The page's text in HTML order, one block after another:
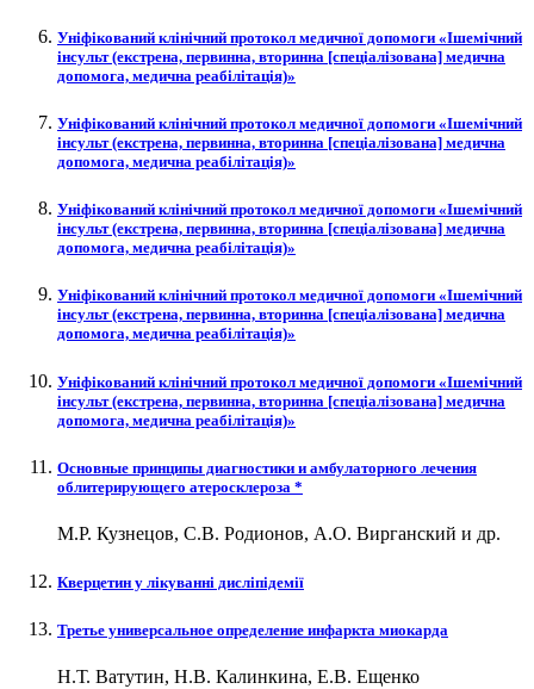
Уніфікований клінічний протокол медичної допомоги «Ішемічний
інсульт (екстрена, первинна, вторинна [спеціалізована] медична
допомога, медична реабілітація)»
Уніфікований клінічний протокол медичної допомоги «Ішемічний
інсульт (екстрена, первинна, вторинна [спеціалізована] медична
допомога, медична реабілітація)»
Уніфікований клінічний протокол медичної допомоги «Ішемічний
інсульт (екстрена, первинна, вторинна [спеціалізована] медична
допомога, медична реабілітація)»
Уніфікований клінічний протокол медичної допомоги «Ішемічний
інсульт (екстрена, первинна, вторинна [спеціалізована] медична
допомога, медична реабілітація)»
Уніфікований клінічний протокол медичної допомоги «Ішемічний
інсульт (екстрена, первинна, вторинна [спеціалізована] медична
допомога, медична реабілітація)»
Основные принципы диагностики и амбулаторного лечения
облитерирующего атеросклероза *
М.Р. Кузнецов, С.В. Родионов, А.О. Вирганский и др.
Кверцетин у лікуванні дисліпідемії
Третье универсальное определение инфаркта миокарда
Н.Т. Ватутин, Н.В. Калинкина, Е.В. Ещенко